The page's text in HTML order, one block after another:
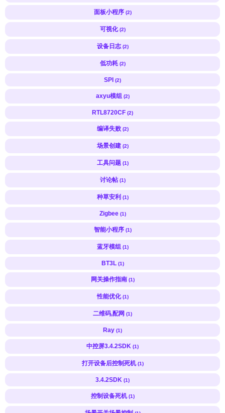
面板小程序 (2)
可视化 (2)
设备日志 (2)
低功耗 (2)
SPI (2)
axyu模组 (2)
RTL8720CF (2)
编译失败 (2)
场景创建 (2)
工具问题 (1)
讨论帖 (1)
种草安利 (1)
Zigbee (1)
智能小程序 (1)
蓝牙模组 (1)
BT3L (1)
网关操作指南 (1)
性能优化 (1)
二维码,配网 (1)
Ray (1)
中控屏3.4.2SDK (1)
打开设备后控制死机 (1)
3.4.2SDK (1)
控制设备死机 (1)